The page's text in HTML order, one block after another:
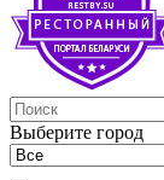
Выберите город